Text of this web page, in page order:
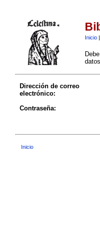
Inicio|
datos
Dirección de correo
electrónico:
Contraseña:
Inicio